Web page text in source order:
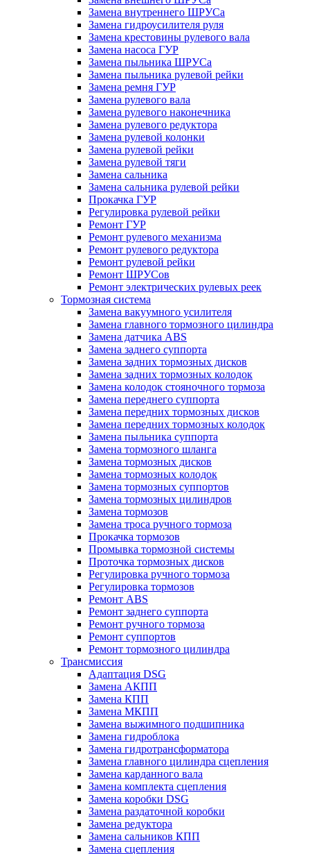
Замена внутреннего ШРУСа
Замена гидроусилителя руля
Замена крестовины рулевого вала
Замена насоса ГУР
Замена пыльника ШРУСа
Замена пыльника рулевой рейки
Замена ремня ГУР
Замена рулевого вала
Замена рулевого наконечника
Замена рулевого редуктора
Замена рулевой колонки
Замена рулевой рейки
Замена рулевой тяги
Замена сальника
Замена сальника рулевой рейки
Прокачка ГУР
Регулировка рулевой рейки
Ремонт ГУР
Ремонт рулевого механизма
Ремонт рулевого редуктора
Ремонт рулевой рейки
Ремонт ШРУСов
Ремонт электрических рулевых реек
Тормозная система
Замена вакуумного усилителя
Замена главного тормозного цилиндра
Замена датчика ABS
Замена заднего суппорта
Замена задних тормозных дисков
Замена задних тормозных колодок
Замена колодок стояночного тормоза
Замена переднего суппорта
Замена передних тормозных дисков
Замена передних тормозных колодок
Замена пыльника суппорта
Замена тормозного шланга
Замена тормозных дисков
Замена тормозных колодок
Замена тормозных суппортов
Замена тормозных цилиндров
Замена тормозов
Замена троса ручного тормоза
Прокачка тормозов
Промывка тормозной системы
Проточка тормозных дисков
Регулировка ручного тормоза
Регулировка тормозов
Ремонт ABS
Ремонт заднего суппорта
Ремонт ручного тормоза
Ремонт суппортов
Ремонт тормозного цилиндра
Трансмиссия
Адаптация DSG
Замена АКПП
Замена КПП
Замена МКПП
Замена выжимного подшипника
Замена гидроблока
Замена гидротрансформатора
Замена главного цилиндра сцепления
Замена карданного вала
Замена комплекта сцепления
Замена коробки DSG
Замена раздаточной коробки
Замена редуктора
Замена сальников КПП
Замена сцепления